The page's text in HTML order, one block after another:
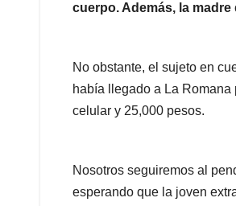
cuerpo. Además, la
No obstante, el sujeto en
había llegado a La
celular y 25,000 pesos.
Nosotros seguiremos al
esperando que la joven